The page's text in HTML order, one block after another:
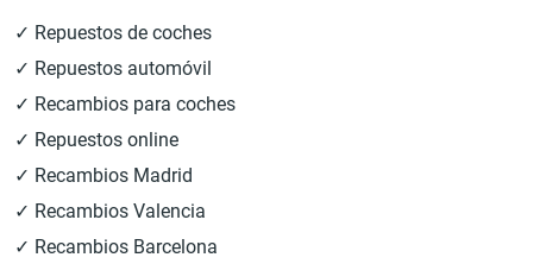
✓ Repuestos de coches
✓ Repuestos automóvil
✓ Recambios para coches
✓ Repuestos online
✓ Recambios Madrid
✓ Recambios Valencia
✓ Recambios Barcelona